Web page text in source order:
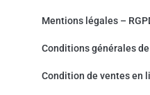
Mentions légales –
Conditions générales
Condition de ventes en